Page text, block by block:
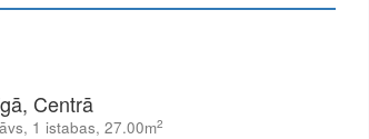
Centrā
1 istabas, 27.00m2